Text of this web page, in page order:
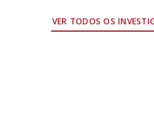
VER TODOS OS